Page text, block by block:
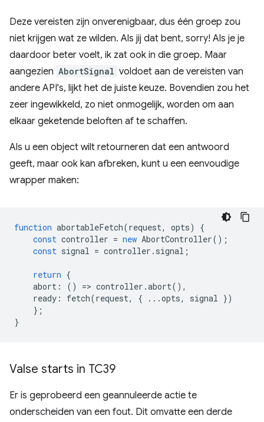
Deze vereisten zijn onverenigbaar, dus één groep zou
niet krijgen wat ze wilden. Als jij dat bent, sorry! Als je je
daardoor beter voelt, ik zat ook in die groep. Maar
aangezien AbortSignal voldoet aan de vereisten van
andere API's, lijkt het de juiste keuze. Bovendien zou het
zeer ingewikkeld, zo niet onmogelijk, worden om aan
elkaar geketende beloften af ​​te schaffen.
Als u een object wilt retourneren dat een antwoord
geeft, maar ook kan afbreken, kunt u een eenvoudige
wrapper maken:
function abortableFetch(request, opts)
{
const controller = new AbortController();
const signal = controller . signal ;
return {
abort : () => controller .abort(),
ready : fetch(request, { ...opts, signal })
};
}
Valse starts in TC39
Er is geprobeerd een geannuleerde actie te
onderscheiden van een fout. Dit omvatte een derde